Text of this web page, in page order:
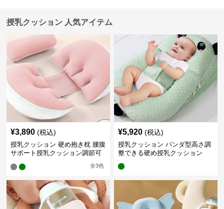
授乳クッション 人気アイテム
¥3,890 (税込)
授乳クッション 硬め抱き枕 腰腹
サポート授乳クッション調節可
全3色
¥5,920 (税込)
授乳クッション パンダ型高さ調
整できる硬め授乳クッション